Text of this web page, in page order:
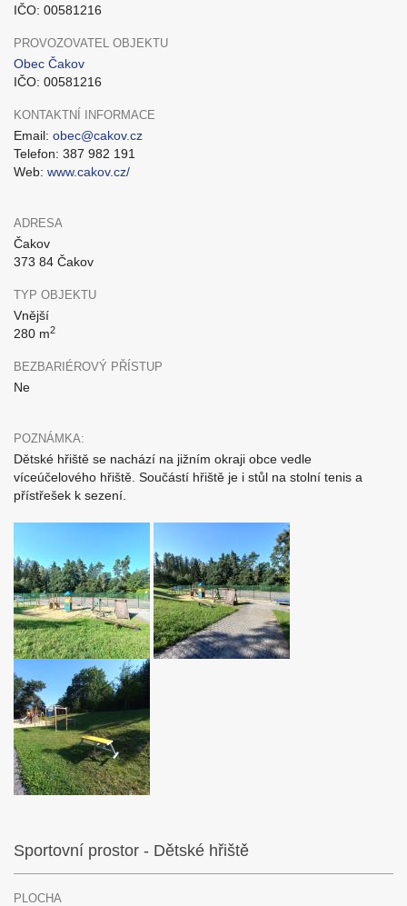
IČO: 00581216
PROVOZOVATEL OBJEKTU
Obec Čakov
IČO: 00581216
KONTAKTNÍ INFORMACE
Email: obec@cakov.cz
Telefon: 387 982 191
Web: www.cakov.cz/
ADRESA
Čakov
373 84 Čakov
TYP OBJEKTU
Vnější
280 m2
BEZBARIÉROVÝ PŘÍSTUP
Ne
POZNÁMKA:
Dětské hřiště se nachází na jižním okraji obce vedle
víceúčelového hřiště. Součástí hřiště je i stůl na stolní tenis a
přístřešek k sezení.
Sportovní prostor - Dětské hřiště
PLOCHA